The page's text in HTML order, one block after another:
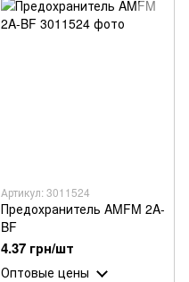
Артикул: 3011524
Предохранитель AMFM 2A-
BF
4.37 грн/шт
Оптовые цены